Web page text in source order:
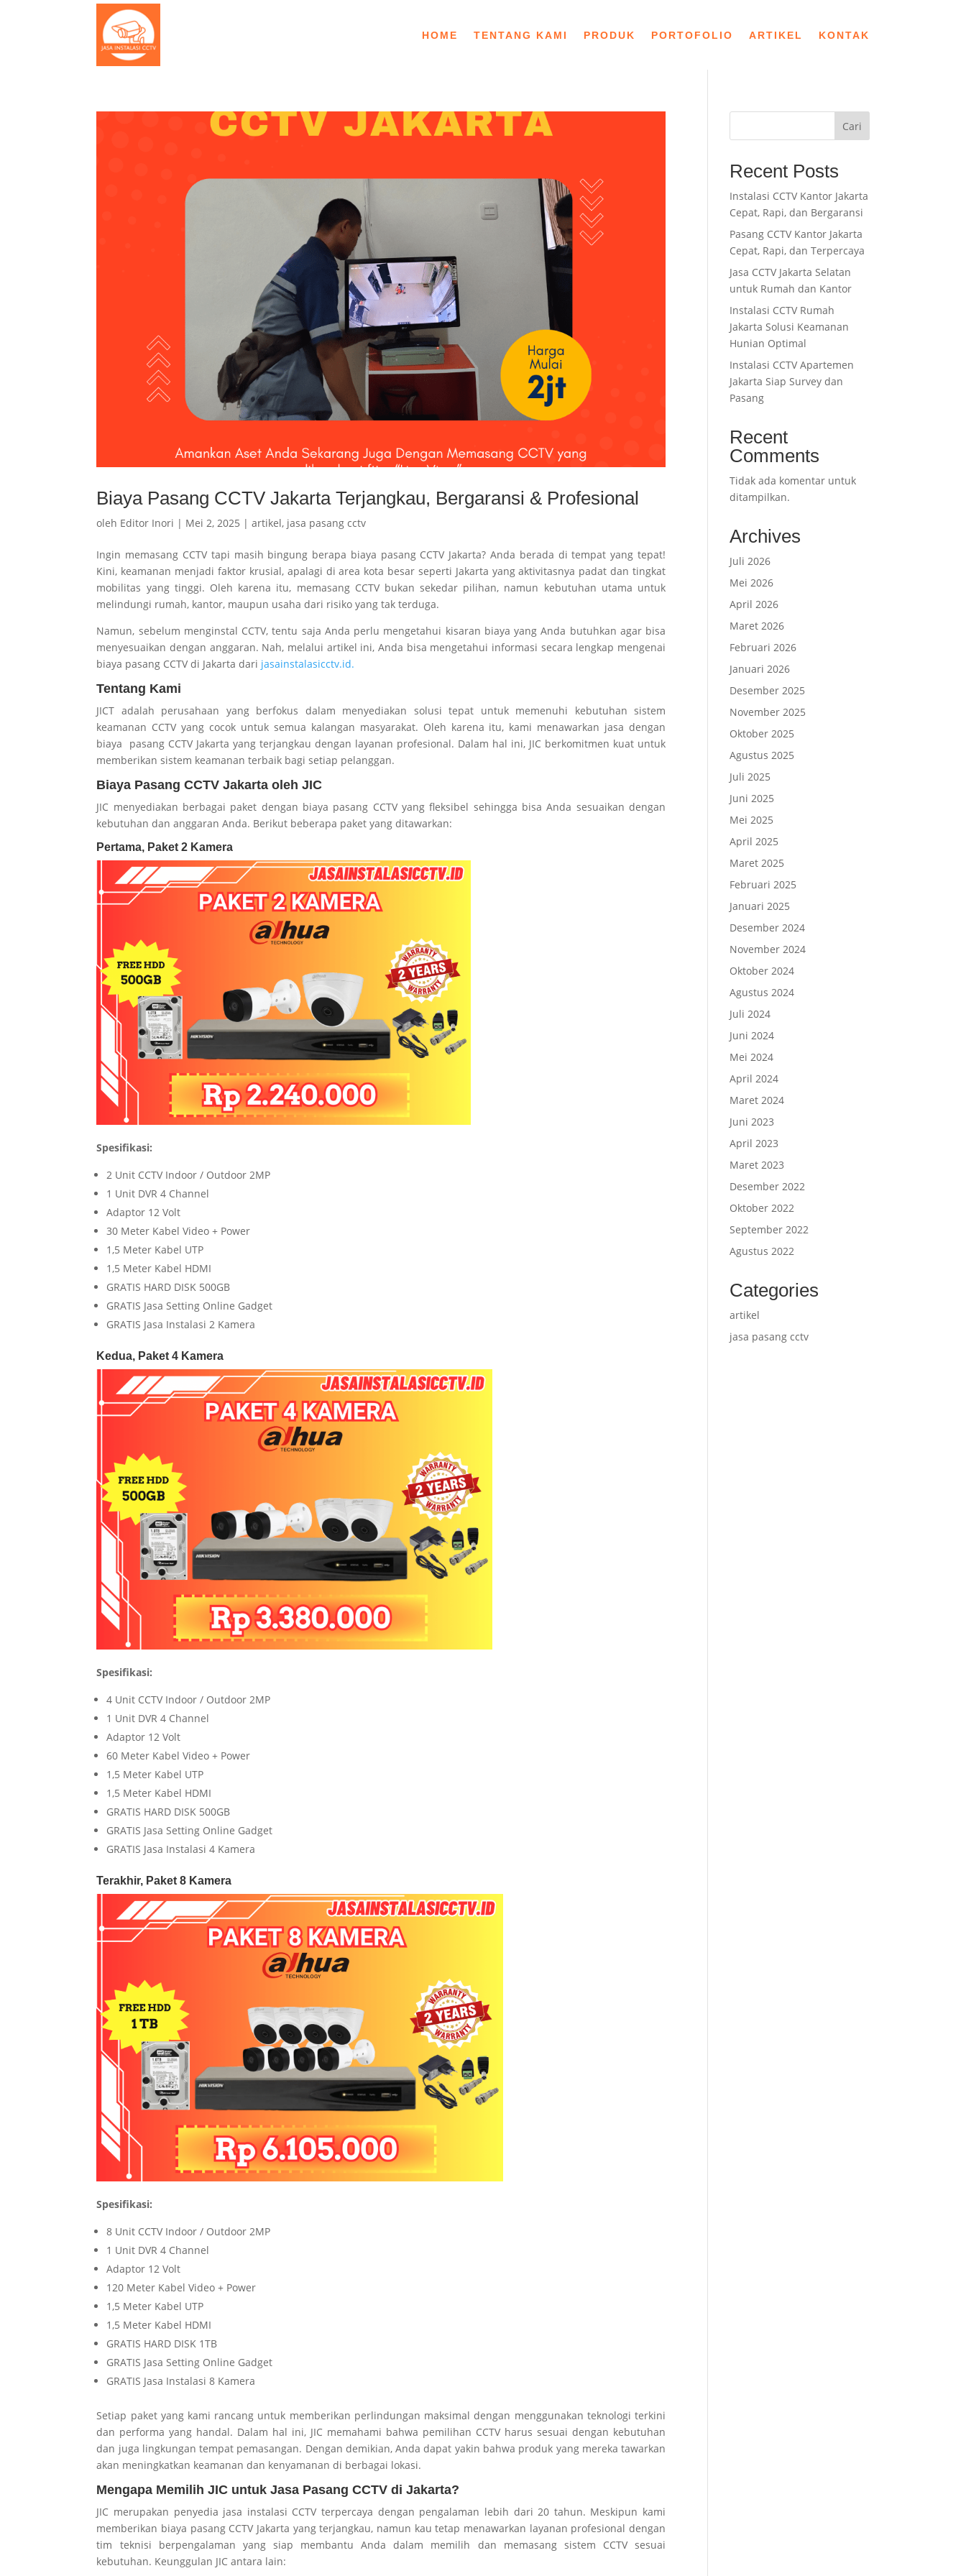
HOME TENTANG KAMI PRODUK PORTOFOLIO ARTIKEL KONTAK
Biaya Pasang CCTV Jakarta Terjangkau, Bergaransi & Profesional
oleh Editor Inori | Mei 2, 2025 |artikel, jasa pasang cctv
Ingin memasang CCTV tapi masih bingung berapa biaya pasang CCTV Jakarta? Anda berada di tempat yang tepat!
Kini, keamanan menjadi faktor krusial, apalagi di area kota besar seperti Jakarta yang aktivitasnya padat dan tingkat
mobilitas yang tinggi. Oleh karena itu, memasang CCTV bukan sekedar pilihan, namun kebutuhan utama untuk
melindungi rumah, kantor, maupun usaha dari risiko yang tak terduga.
Namun, sebelum menginstal CCTV, tentu saja Anda perlu mengetahui kisaran biaya yang Anda butuhkan agar bisa
menyesuaikan dengan anggaran. Nah, melalui artikel ini, Anda bisa mengetahui informasi secara lengkap mengenai
biaya pasang CCTV di Jakarta dari jasainstalasicctv.id.
Tentang Kami
JICT adalah perusahaan yang berfokus dalam menyediakan solusi tepat untuk memenuhi kebutuhan sistem
keamanan CCTV yang cocok untuk semua kalangan masyarakat. Oleh karena itu, kami menawarkan jasa dengan
biaya pasang CCTV Jakarta yang terjangkau dengan layanan profesional. Dalam hal ini, JIC berkomitmen kuat untuk
memberikan sistem keamanan terbaik bagi setiap pelanggan.
Biaya Pasang CCTV Jakarta oleh JIC
JIC menyediakan berbagai paket dengan biaya pasang CCTV yang fleksibel sehingga bisa Anda sesuaikan dengan
kebutuhan dan anggaran Anda. Berikut beberapa paket yang ditawarkan:
Pertama, Paket 2 Kamera
Spesifikasi:
2 Unit CCTV Indoor / Outdoor 2MP
1 Unit DVR 4 Channel
Adaptor 12 Volt
30 Meter Kabel Video + Power
1,5 Meter Kabel UTP
1,5 Meter Kabel HDMI
GRATIS HARD DISK 500GB
GRATIS Jasa Setting Online Gadget
GRATIS Jasa Instalasi 2 Kamera
Kedua, Paket 4 Kamera
Spesifikasi:
4 Unit CCTV Indoor / Outdoor 2MP
1 Unit DVR 4 Channel
Adaptor 12 Volt
60 Meter Kabel Video + Power
1,5 Meter Kabel UTP
1,5 Meter Kabel HDMI
GRATIS HARD DISK 500GB
GRATIS Jasa Setting Online Gadget
GRATIS Jasa Instalasi 4 Kamera
Terakhir, Paket 8 Kamera
Spesifikasi:
8 Unit CCTV Indoor / Outdoor 2MP
1 Unit DVR 4 Channel
Adaptor 12 Volt
120 Meter Kabel Video + Power
1,5 Meter Kabel UTP
1,5 Meter Kabel HDMI
GRATIS HARD DISK 1TB
GRATIS Jasa Setting Online Gadget
GRATIS Jasa Instalasi 8 Kamera
Setiap paket yang kami rancang untuk memberikan perlindungan maksimal dengan menggunakan teknologi terkini
dan performa yang handal. Dalam hal ini, JIC memahami bahwa pemilihan CCTV harus sesuai dengan kebutuhan
dan juga lingkungan tempat pemasangan. Dengan demikian, Anda dapat yakin bahwa produk yang mereka tawarkan
akan meningkatkan keamanan dan kenyamanan di berbagai lokasi.
Mengapa Memilih JIC untuk Jasa Pasang CCTV di Jakarta?
JIC merupakan penyedia jasa instalasi CCTV terpercaya dengan pengalaman lebih dari 20 tahun. Meskipun kami
memberikan biaya pasang CCTV Jakarta yang terjangkau, namun kau tetap menawarkan layanan profesional dengan
tim teknisi berpengalaman yang siap membantu Anda dalam memilih dan memasang sistem CCTV sesuai
kebutuhan. Keunggulan JIC antara lain:
Cari
Recent Posts
Instalasi CCTV Kantor Jakarta
Cepat, Rapi, dan Bergaransi
Pasang CCTV Kantor Jakarta
Cepat, Rapi, dan Terpercaya
Jasa CCTV Jakarta Selatan
untuk Rumah dan Kantor
Instalasi CCTV Rumah
Jakarta Solusi Keamanan
Hunian Optimal
Instalasi CCTV Apartemen
Jakarta Siap Survey dan
Pasang
Recent
Comments
Tidak ada komentar untuk
ditampilkan.
Archives
Juli 2026
Mei 2026
April 2026
Maret 2026
Februari 2026
Januari 2026
Desember 2025
November 2025
Oktober 2025
Agustus 2025
Juli 2025
Juni 2025
Mei 2025
April 2025
Maret 2025
Februari 2025
Januari 2025
Desember 2024
November 2024
Oktober 2024
Agustus 2024
Juli 2024
Juni 2024
Mei 2024
April 2024
Maret 2024
Juni 2023
April 2023
Maret 2023
Desember 2022
Oktober 2022
September 2022
Agustus 2022
Categories
artikel
jasa pasang cctv